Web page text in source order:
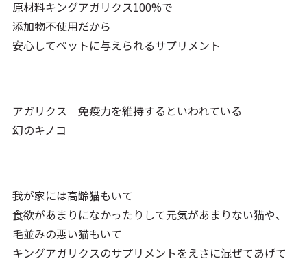
原材料キングアガリクス100%で
添加物不使用だから
安心してペットに与えられるサプリメント
アガリクス 免疫力を維持するといわれている
幻のキノコ
我が家には高齢猫もいて
食欲があまりになかったりして元気があまりない猫や、
毛並みの悪い猫もいて
キングアガリクスのサプリメントをえさに混ぜてあげて